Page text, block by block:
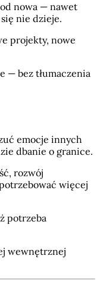
nowa — nawet
nie dzieje.
projekty, nowe
— bez tłumaczenia
emocje innych
dbanie o granice.
rozwój
więcej
potrzeba
wewnętrznej